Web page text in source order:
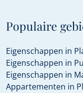
Populaire
Eigenschappen in
Eigenschappen in
Eigenschappen in
Appartementen in